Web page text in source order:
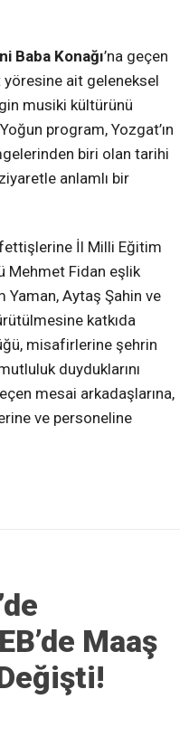
Baba Konağı’na geçen
yöresine ait geleneksel
musiki kültürünü
program, Yozgat’ın
biri olan tarihi
ziyaretle anlamlı bir
İl Milli Eğitim
Mehmet Fidan eşlik
Yaman, Aytaş Şahin ve
katkıda
misafirlerine şehrin
duyduklarını
mesai arkadaşlarına,
ve personeline
Maaş